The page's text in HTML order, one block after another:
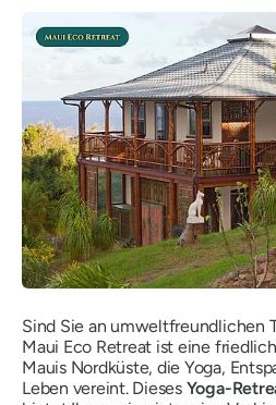
Sind Sie an umweltfreundlichen
Maui Eco Retreat ist eine
Mauis Nordküste, die Yoga,
Leben vereint. Dieses Yoga-